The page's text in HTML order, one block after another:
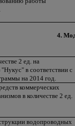
4.
2 ед. на
в соответствии с
на 2014 год.
коммерческих
в количестве 2 ед.
водопроводных